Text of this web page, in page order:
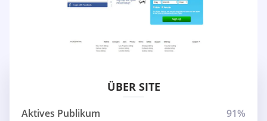
ÜBER SITE
Aktives Publikum
91%